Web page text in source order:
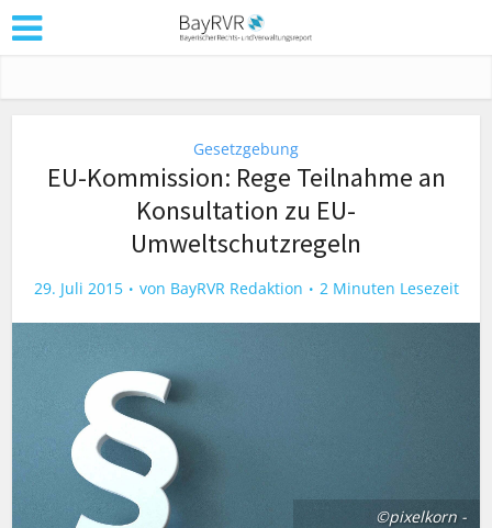
Gesetzgebung
EU-Kommission: Rege Teilnahme an
Konsultation zu EU-
Umweltschutzregeln
29. Juli 2015 von BayRVR Redaktion 2 Minuten Lesezeit
©pixelkorn -